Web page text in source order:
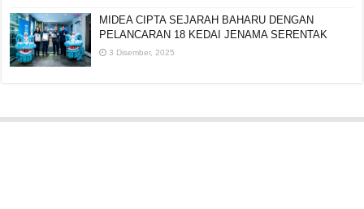
MIDEA CIPTA SEJARAH BAHARU DENGAN
PELANCARAN 18 KEDAI JENAMA SERENTAK
3 Disember, 2025